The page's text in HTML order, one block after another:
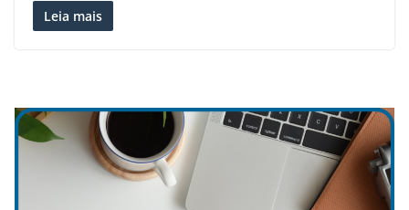
Leia mais